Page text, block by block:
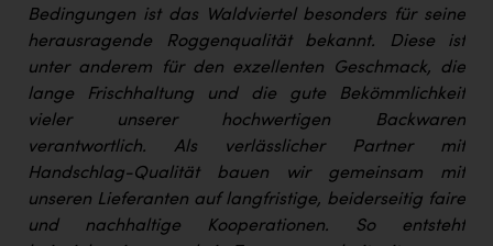
Bedingungen ist das Waldviertel besonders für seine
herausragende Roggenqualität bekannt. Diese ist
unter anderem für den exzellenten Geschmack, die
lange Frischhaltung und die gute Bekömmlichkeit
vieler unserer hochwertigen Backwaren
verantwortlich. Als verlässlicher Partner mit
Handschlag-Qualität bauen wir gemeinsam mit
unseren Lieferanten auf langfristige, beiderseitig faire
und nachhaltige Kooperationen. So entsteht